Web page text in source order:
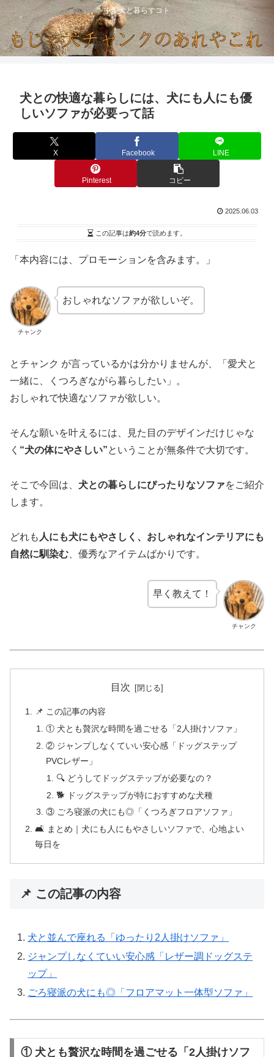
中型犬と暮らすコト
犬との快適な暮らしには、犬にも人にも優
しいソファが必要って話
X Facebook LINE
Pinterest コピー
2025.06.03
この記事は約4分で読めます。
「本内容には、プロモーションを含みます。」
チャンク
おしゃれなソファが欲しいぞ。
とチャンク が言っているかは分かりませんが、「愛犬と
一緒に、くつろぎながら暮らしたい」。
おしゃれで快適なソファが欲しい。
そんな願いを叶えるには、見た目のデザインだけじゃな
く “犬の体にやさしい”ということが無条件で大切です。
そこで今回は、 犬との暮らしにぴったりなソファをご紹介
します。
どれも 人にも犬にもやさしく、おしゃれなインテリアにも
自然に馴染む 、優秀なアイテムばかりです。
チャンク
早く教えて！
目次
📌 この記事の内容
① 犬とも贅沢な時間を過ごせる「2人掛けソファ」
② ジャンプしなくていい安心感「ドッグステップ
PVCレザー」
🔍 どうしてドッグステップが必要なの？
🐕 ドッグステップが特におすすめな犬種
③ ごろ寝派の犬にも◎「くつろぎフロアソファ」
🛋️ まとめ｜犬にも人にもやさしいソファで、心地よい
毎日を
📌 この記事の内容
犬と並んで座れる「ゆったり2人掛けソファ」
ジャンプしなくていい安心感「レザー調ドッグステ
ップ」
ごろ寝派の犬にも◎「フロアマット一体型ソファ」
① 犬とも贅沢な時間を過ごせる「2人掛けソフ